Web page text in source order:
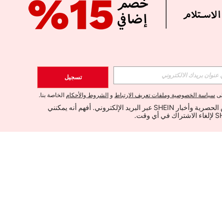
تسجيل
سياسة الخصوصية وملفات تعريف الارتباط و الشروط والأحكام الخاصة بنا.
أود تلقي العروض الحصرية وأخبار SHEIN عبر البريد الإلكتروني. أفهم أنه يمكنني